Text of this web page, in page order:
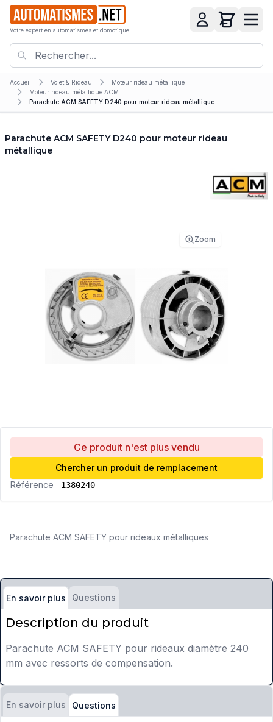
Votre expert en automatismes et domotique
Accueil Volet & Rideau
Moteur rideau métallique
Moteur rideau métallique ACM
Parachute ACM SAFETY D240 pour moteur rideau métallique
Parachute ACM SAFETY D240 pour moteur rideau
métallique
Zoom
Ce produit n'est plus vendu
Chercher un produit de remplacement
Référence
1380240
Parachute ACM SAFETY pour rideaux métalliques
En savoir plus Questions
Description du produit
Parachute ACM SAFETY pour rideaux diamètre 240
mm avec ressorts de compensation.
En savoir plus Questions